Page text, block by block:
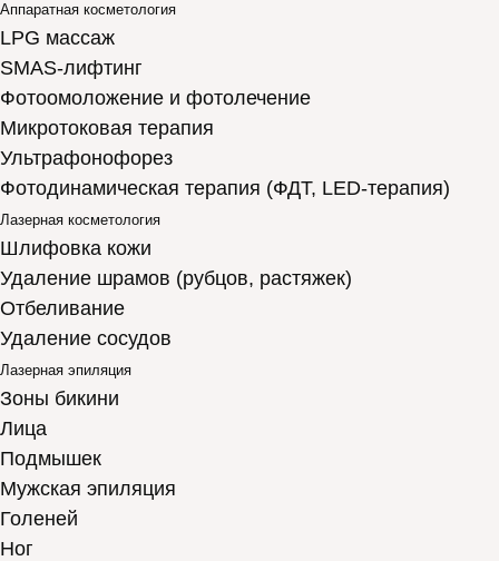
Аппаратная косметология
LPG массаж
SMAS-лифтинг
Фотоомоложение и фотолечение
Микротоковая терапия
Ультрафонофорез
Фотодинамическая терапия (ФДТ, LED-терапия)
Лазерная косметология
Шлифовка кожи
Удаление шрамов (рубцов, растяжек)
Отбеливание
Удаление сосудов
Лазерная эпиляция
Зоны бикини
Лица
Подмышек
Мужская эпиляция
Голеней
Ног